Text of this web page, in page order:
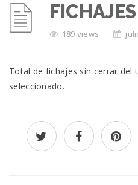
189 views
Total de fichajes sin cerrar del
seleccionado.